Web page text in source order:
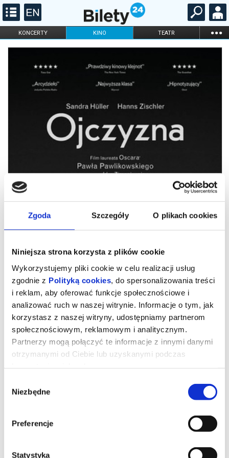
Zgoda Szczegóły O plikach cookies
Niniejsza strona korzysta z plików cookie
Wykorzystujemy pliki cookie w celu realizacji usług
zgodnie z Polityką cookies , do spersonalizowania treści
i reklam, aby oferować funkcje społecznościowe i
analizować ruch w naszej witrynie. Informacje o tym, jak
korzystasz z naszej witryny, udostępniamy partnerom
społecznościowym, reklamowym i analitycznym.
Partnerzy mogą połączyć te informacje z innymi danymi
otrzymanymi od Ciebie lub uzyskanymi podczas
zgody
Niezbędne
Preferencje
Statystyka
KONCERTY KINO TEATR ...
FILHARMONIA OPERA I BALET
DLA DZIECI
ONLINE KARNETY
(Hanns Zischler), laureatem Nagrody Nobla w dziedzinie literatury,
a jego córką Eriką (Sandra Hüller) – aktorką i pisarką. Akcja
rozgrywa się w szczytowym okresie zimnej wojny. Ojciec i córka
zrujnowane Niemcy – z Frankfurtu pod kontrolą amerykańską do
Weimaru pod wpływem sowieckim. Po raz pierwszy od wojny